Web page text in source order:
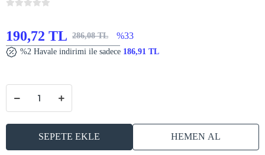
190,72 TL 286,08 TL %33
%2 Havale indirimi ile sadece 186,91 TL
SEPETE EKLE HEMEN AL